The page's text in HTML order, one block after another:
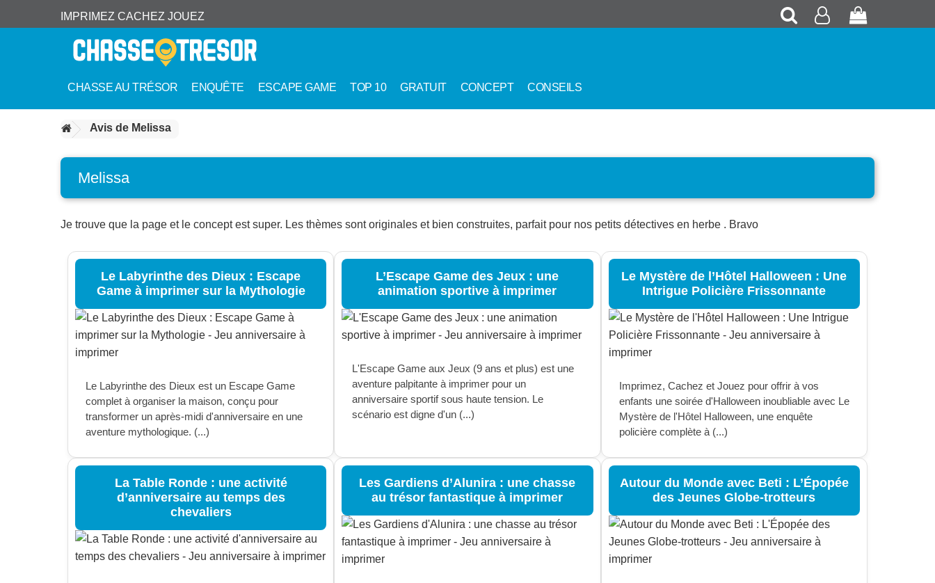
IMPRIMEZ CACHEZ JOUEZ Recherche
Mon
CHASSE AU TRÉSOR ENQUÊTE ESCAPE GAME TOP 10 GRATUIT CONCEPT CONSEILS
Avis de Melissa
Melissa
Je trouve que la page et le concept est super. Les thèmes sont originales et bien construites, parfait pour nos petits détectives en herbe . Bravo
Le Labyrinthe des Dieux : Escape
Game à imprimer sur la Mythologie
Le Labyrinthe des Dieux est un Escape Game
complet à organiser la maison, conçu pour
transformer un après-midi d'anniversaire en une
aventure mythologique. (...)
L’Escape Game des Jeux : une
animation sportive à imprimer
L'Escape Game aux Jeux (9 ans et plus) est une
aventure palpitante à imprimer pour un
anniversaire sportif sous haute tension. Le
scénario est digne d'un (...)
Le Mystère de l’Hôtel Halloween : Une
Intrigue Policière Frissonnante
Imprimez, Cachez et Jouez pour offrir à vos
enfants une soirée d'Halloween inoubliable avec Le
Mystère de l'Hôtel Halloween, une enquête
policière complète à (...)
La Table Ronde : une activité
d’anniversaire au temps des
chevaliers
Les Gardiens d’Alunira : une chasse
au trésor fantastique à imprimer
Autour du Monde avec Beti : L’Épopée
des Jeunes Globe-trotteurs